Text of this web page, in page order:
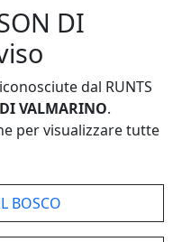
DI
dal RUNTS
VALMARINO.
per visualizzare tutte
BOSCO